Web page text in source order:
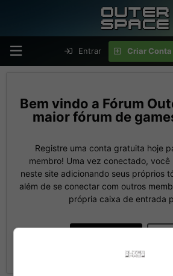
Entrar Criar Conta
Fórum
maior fórum de
Registre uma conta gratuita hoje
membro! Uma vez conectado,
neste site adicionando seus próprios
além de se conectar com outros
própria caixa de entrada